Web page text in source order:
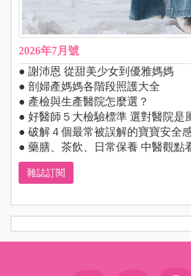
2026年7月號
● 謝沛恩 從甜美少女到優雅媽媽
● 剖婦產媽媽各階段照護大全
● 產檢與生產醫院怎麼選？
● 好醫師５大檢驗標準 選對醫院是
● 破解４個最常被誤解的寶寶安全
● 藥膳、茶飲、日常保養 中醫觀點
雜誌訂閱